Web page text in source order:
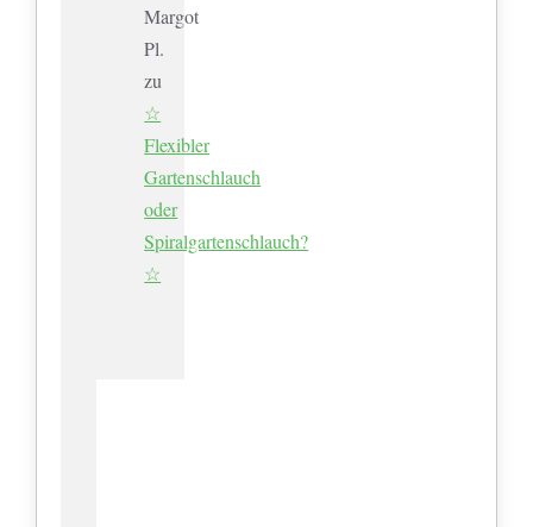
Margot
Pl.
zu
☆
Flexibler
Gartenschlauch
oder
Spiralgartenschlauch?
☆